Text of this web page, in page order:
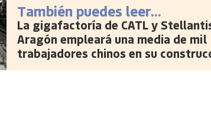
También puedes leer...
La gigafactoría de CATL y
Aragón empleará una media de mil
trabajadores chinos en su